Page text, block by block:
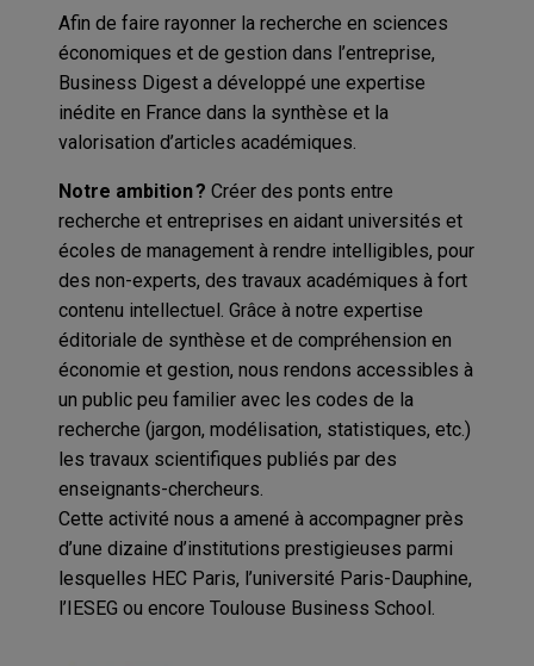
Afin de faire rayonner la recherche en sciences
économiques et de gestion dans l’entreprise,
Business Digest a développé une expertise
inédite en France dans la synthèse et la
valorisation d’articles académiques.
Notre ambition ? Créer des ponts entre
recherche et entreprises en aidant universités et
écoles de management à rendre intelligibles, pour
des non-experts, des travaux académiques à fort
contenu intellectuel. Grâce à notre expertise
éditoriale de synthèse et de compréhension en
économie et gestion, nous rendons accessibles à
un public peu familier avec les codes de la
recherche (jargon, modélisation, statistiques, etc.)
les travaux scientifiques publiés par des
enseignants-chercheurs.
Cette activité nous a amené à accompagner près
d’une dizaine d’institutions prestigieuses parmi
lesquelles HEC Paris, l’université Paris-Dauphine,
l’IESEG ou encore Toulouse Business School.